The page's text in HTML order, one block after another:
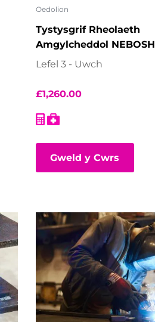
Oedolion
Tystysgrif Rheolaeth
Amgylcheddol NEBOSH
Lefel 3 - Uwch
£1,260.00
Gweld y Cwrs